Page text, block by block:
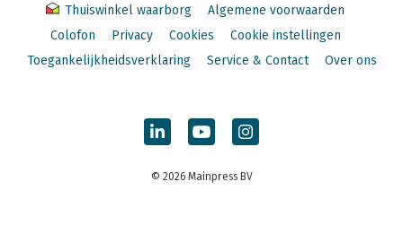
Thuiswinkel waarborg
Algemene voorwaarden
Colofon
Privacy Cookies
Cookie instellingen
Toegankelijkheidsverklaring
Service & Contact Over ons
© 2026 Mainpress BV